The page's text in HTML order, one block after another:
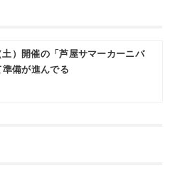
）開催の「芦屋サマーカーニバ
備が進んでる